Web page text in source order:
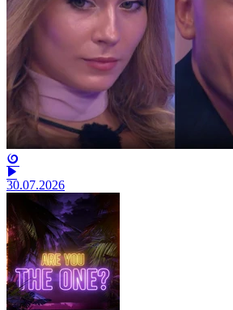
30.07.2026